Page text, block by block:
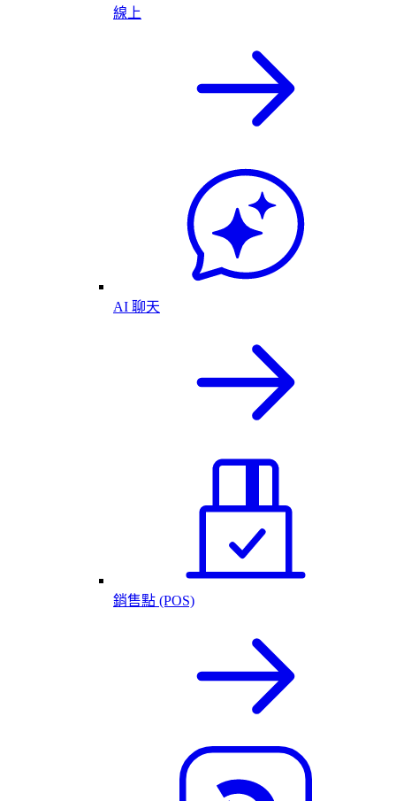
線上
AI 聊天
銷售點 (POS)